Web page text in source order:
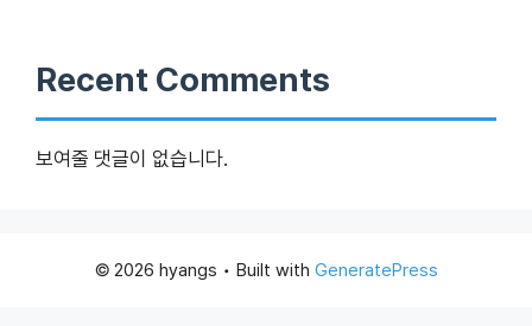
Recent Comments
보여줄 댓글이 없습니다.
© 2026 hyangs • Built with GeneratePress